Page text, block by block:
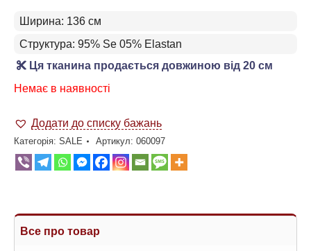
Ширина: 136 см
Структура: 95% Se 05% Elastan
Ця тканина продається довжиною від 20 см
Немає в наявності
Додати до списку бажань
Категорія: SALE Артикул: 060097
Все про товар